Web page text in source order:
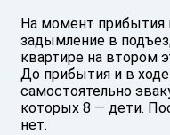
На момент прибытия
задымление в
квартире на втором
До прибытия и в
самостоятельно
которых 8 — дети.
нет.